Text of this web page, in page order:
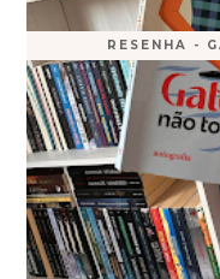
RESENHA -